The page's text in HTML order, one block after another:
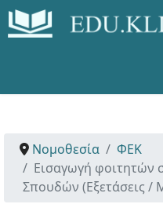
Νομοθεσία
ΦΕΚ
Εισαγωγή φοιτητών
Σπουδών (Εξετάσεις /